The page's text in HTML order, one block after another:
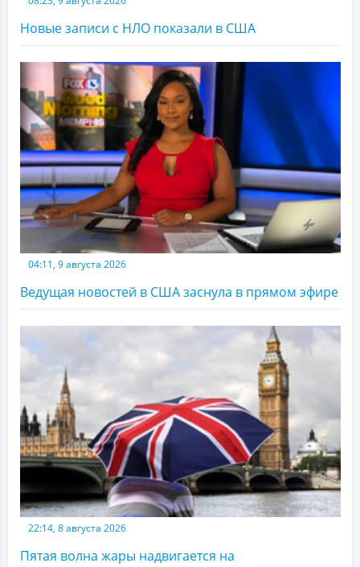
Новые записи с НЛО показали в США
04:11, 9 августа 2026
Ведущая новостей в США заснула в прямом эфире
22:14, 8 августа 2026
Пятая волна жары надвигается на